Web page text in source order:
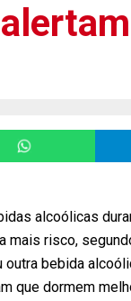
alcoólicas
risco,
bebida
que dormem